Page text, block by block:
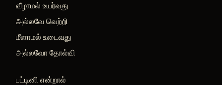
வீழாமல் உயர்வது
அல்லவே வெற்றி
மீளாமல் உடைவது
அல்லவோ தோல்வி
பட்டினி என்றால்